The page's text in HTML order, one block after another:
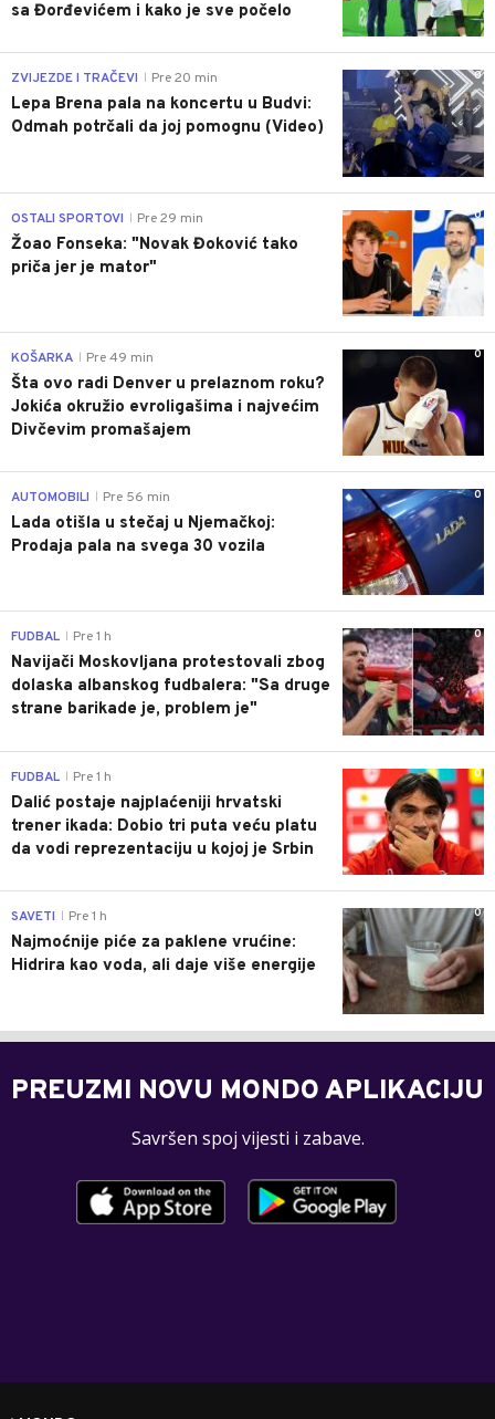
sa Đorđevićem i kako je sve počelo
0
ZVIJEZDE I TRAČEVI Pre 20 min
Lepa Brena pala na koncertu u Budvi:
Odmah potrčali da joj pomognu (Video)
0
OSTALI SPORTOVI Pre 29 min
Žoao Fonseka: "Novak Đoković tako
priča jer je mator"
0
KOŠARKA Pre 49 min
Šta ovo radi Denver u prelaznom roku?
Jokića okružio evroligašima i najvećim
Divčevim promašajem
0
AUTOMOBILI Pre 56 min
Lada otišla u stečaj u Njemačkoj:
Prodaja pala na svega 30 vozila
0
FUDBAL Pre 1 h
Navijači Moskovljana protestovali zbog
dolaska albanskog fudbalera: "Sa druge
strane barikade je, problem je"
0
FUDBAL Pre 1 h
Dalić postaje najplaćeniji hrvatski
trener ikada: Dobio tri puta veću platu
da vodi reprezentaciju u kojoj je Srbin
0
SAVETI Pre 1 h
Najmoćnije piće za paklene vrućine:
Hidrira kao voda, ali daje više energije
PREUZMI NOVU MONDO APLIKACIJU
Savršen spoj vijesti i zabave.